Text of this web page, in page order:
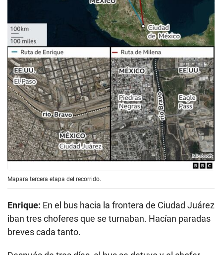
Mapara tercera etapa del recorrido.
Enrique: En el bus hacia la frontera de Ciudad Juárez
iban tres choferes que se turnaban. Hacían paradas
breves cada tanto.